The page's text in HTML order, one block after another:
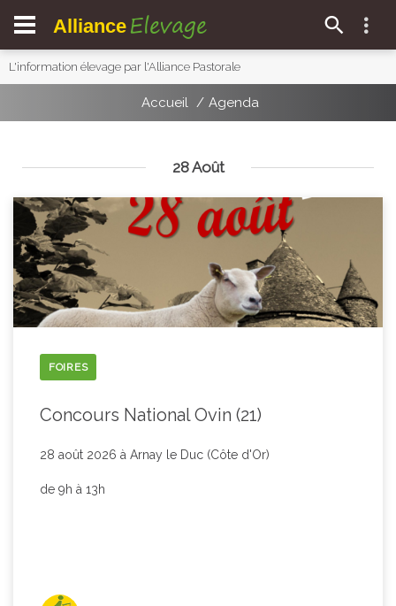
Alliance Elevage
L'information élevage par l'Alliance Pastorale
Accueil Agenda
28 Août
FOIRES
Concours National Ovin (21)
28 août 2026 à Arnay le Duc (Côte d'Or)
de 9h à 13h